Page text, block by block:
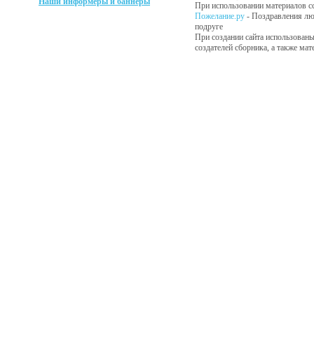
При использовании материалов
Пожелание.ру - Поздравления
подруге
При создании сайта
создателей сборника, а также